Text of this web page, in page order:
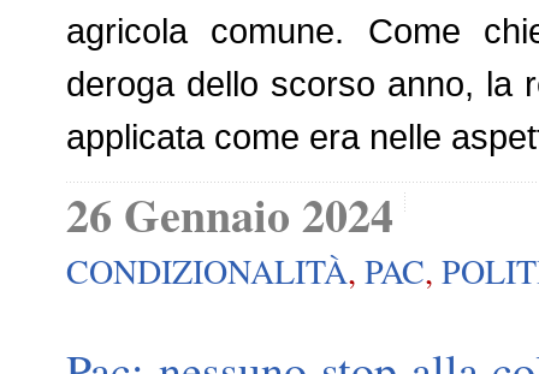
agricola comune. Come
deroga dello scorso anno, la
applicata come era nelle
26 Gennaio 2024
CONDIZIONALITÀ, PAC,